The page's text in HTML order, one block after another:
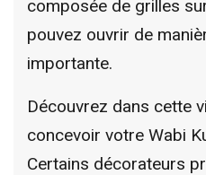
composée de grilles
pouvez ouvrir de
importante.
Découvrez dans cette
concevoir votre Wabi
Certains décorateurs